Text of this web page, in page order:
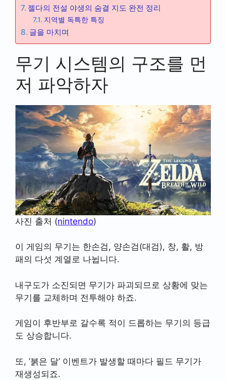
젤다의 전설 야생의 숨결 지도 완전 정리
지역별 독특한 특징
글을 마치며
무기 시스템의 구조를 먼
저 파악하자
사진 출처 (nintendo)
이 게임의 무기는 한손검, 양손검(대검), 창, 활, 방
패의 다섯 계열로 나뉩니다.
내구도가 소진되면 무기가 파괴되므로 상황에 맞는
무기를 교체하며 전투해야 하죠.
게임이 후반부로 갈수록 적이 드롭하는 무기의 등급
도 상승합니다.
또, ‘붉은 달’ 이벤트가 발생할 때마다 필드 무기가
재생성되죠.